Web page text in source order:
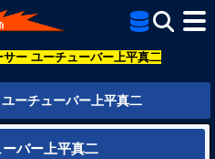
サー ユーチューバー上平真二
ーチューバー上平真二
バー上平真二